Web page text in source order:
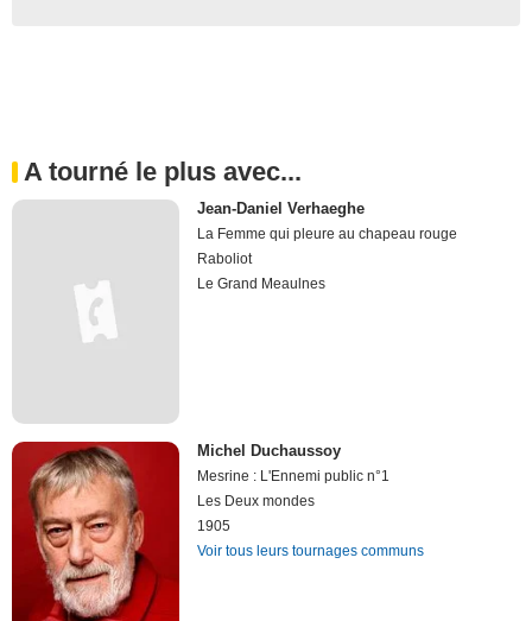
A tourné le plus avec...
Jean-Daniel Verhaeghe
La Femme qui pleure au chapeau rouge
Raboliot
Le Grand Meaulnes
Michel Duchaussoy
Mesrine : L'Ennemi public n°1
Les Deux mondes
1905
Voir tous leurs tournages communs